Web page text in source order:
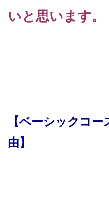
いと思います。
【ベーシックコ
由】